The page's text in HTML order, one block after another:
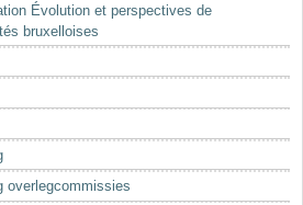
Évolution et perspectives de
bruxelloises
overlegcommissies